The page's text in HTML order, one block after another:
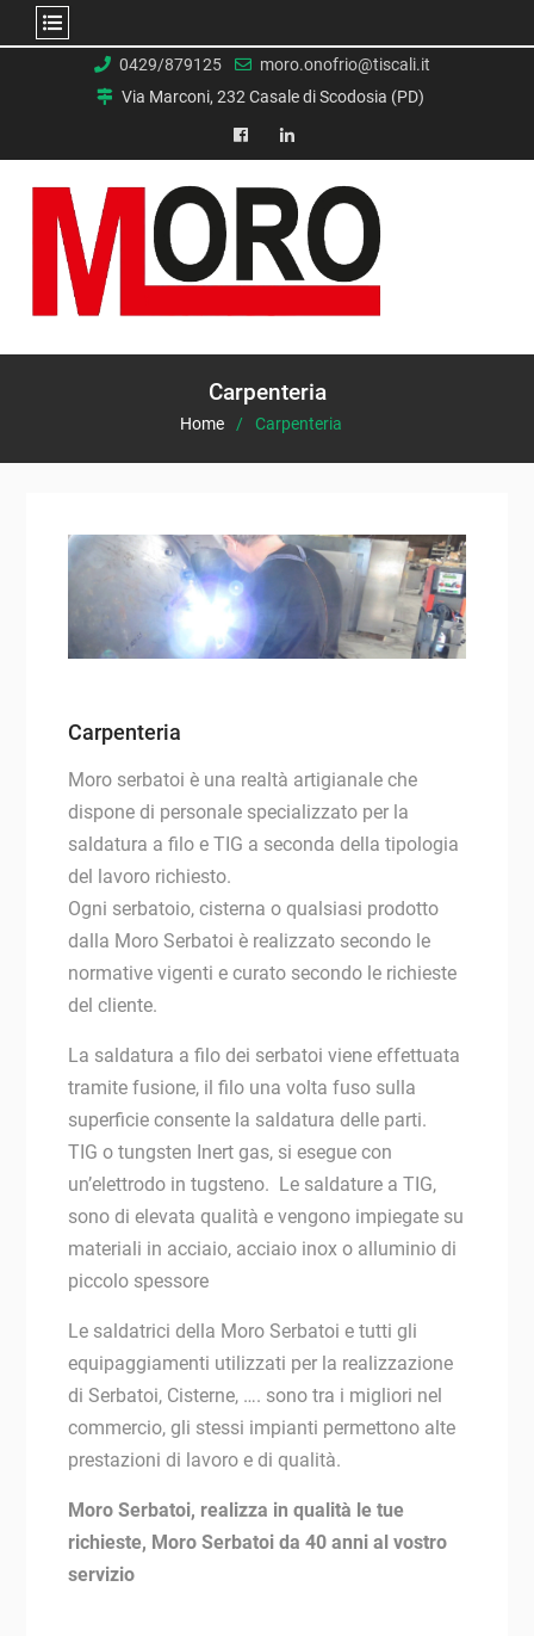
0429/879125
moro.onofrio@tiscali.it
Via Marconi, 232 Casale di Scodosia (PD)
facebookLinkedin
Carpenteria
Home Carpenteria
Carpenteria
Moro serbatoi è una realtà artigianale che
dispone di personale specializzato per la
saldatura a filo e TIG a seconda della tipologia
del lavoro richiesto.
Ogni serbatoio, cisterna o qualsiasi prodotto
dalla Moro Serbatoi è realizzato secondo le
normative vigenti e curato secondo le richieste
del cliente.
La saldatura a filo dei serbatoi viene effettuata
tramite fusione, il filo una volta fuso sulla
superficie consente la saldatura delle parti.
TIG o tungsten Inert gas, si esegue con
un’elettrodo in tugsteno. Le saldature a TIG,
sono di elevata qualità e vengono impiegate su
materiali in acciaio, acciaio inox o alluminio di
piccolo spessore
Le saldatrici della Moro Serbatoi e tutti gli
equipaggiamenti utilizzati per la realizzazione
di Serbatoi, Cisterne, …. sono tra i migliori nel
commercio, gli stessi impianti permettono alte
prestazioni di lavoro e di qualità.
Moro Serbatoi, realizza in qualità le tue
richieste, Moro Serbatoi da 40 anni al vostro
servizio